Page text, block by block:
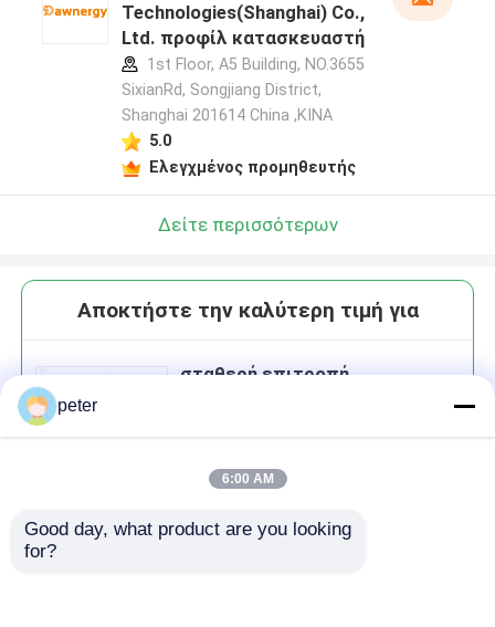
Technologies(Shanghai) Co.,
Ltd. προφίλ κατασκευαστή
1st Floor, A5 Building, NO.3655
SixianRd, Songjiang District,
Shanghai 201614 China ,ΚΙΝΑ
5.0
Ελεγχμένος προμηθευτής
Δείτε περισσότερων
Αποκτήστε την καλύτερη τιμή για
σταθερή επιτροπή
Να συνεχίσει
peter
6:00 AM
Good day, what product are you looking
for?